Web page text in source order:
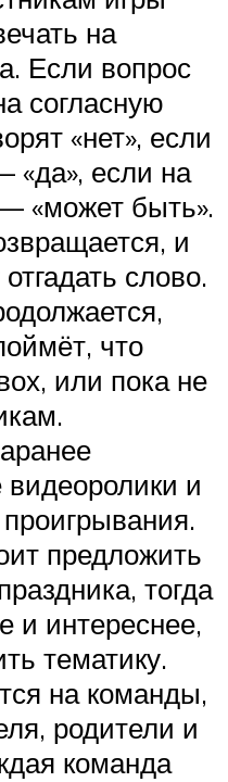
на
Если вопрос
согласную
«нет», если
«да», если на
«может быть».
и
слово.
что
или пока не
видеоролики и
предложить
тогда
и интереснее,
тематику.
на команды,
родители и
команда